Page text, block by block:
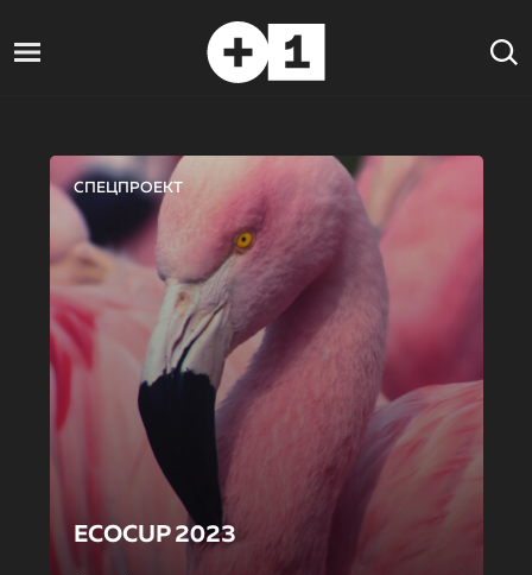
СПЕЦПРОЕКТ
ECOCUP 2023